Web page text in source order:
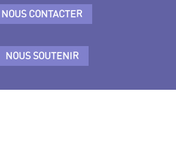
NOUS CONTACTER
NOUS SOUTENIR